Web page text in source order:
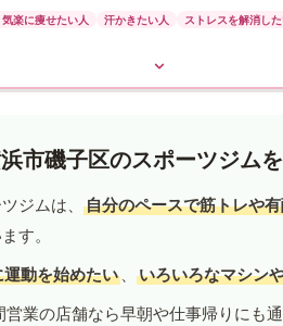
楽に痩せたい人 汗かきたい人 ストレスを解消し
市磯子区のスポーツジム
ジムは、 自分のペースで筋トレや
す。
運動を始めたい 、 いろいろなマシン
営業の店舗なら早朝や仕事帰りにも